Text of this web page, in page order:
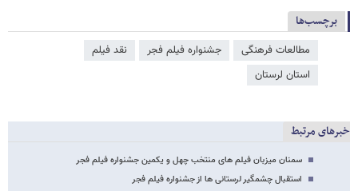
برچسب‌ها
مطالعات فرهنگی جشنواره فیلم فجر
نقد فیلم
استان لرستان
خبرهای مرتبط
سمنان میزبان فیلم های منتخب چهل و یکمین جشنواره فیلم فجر
استقبال چشمگیر لرستانی ها از جشنواره فیلم فجر